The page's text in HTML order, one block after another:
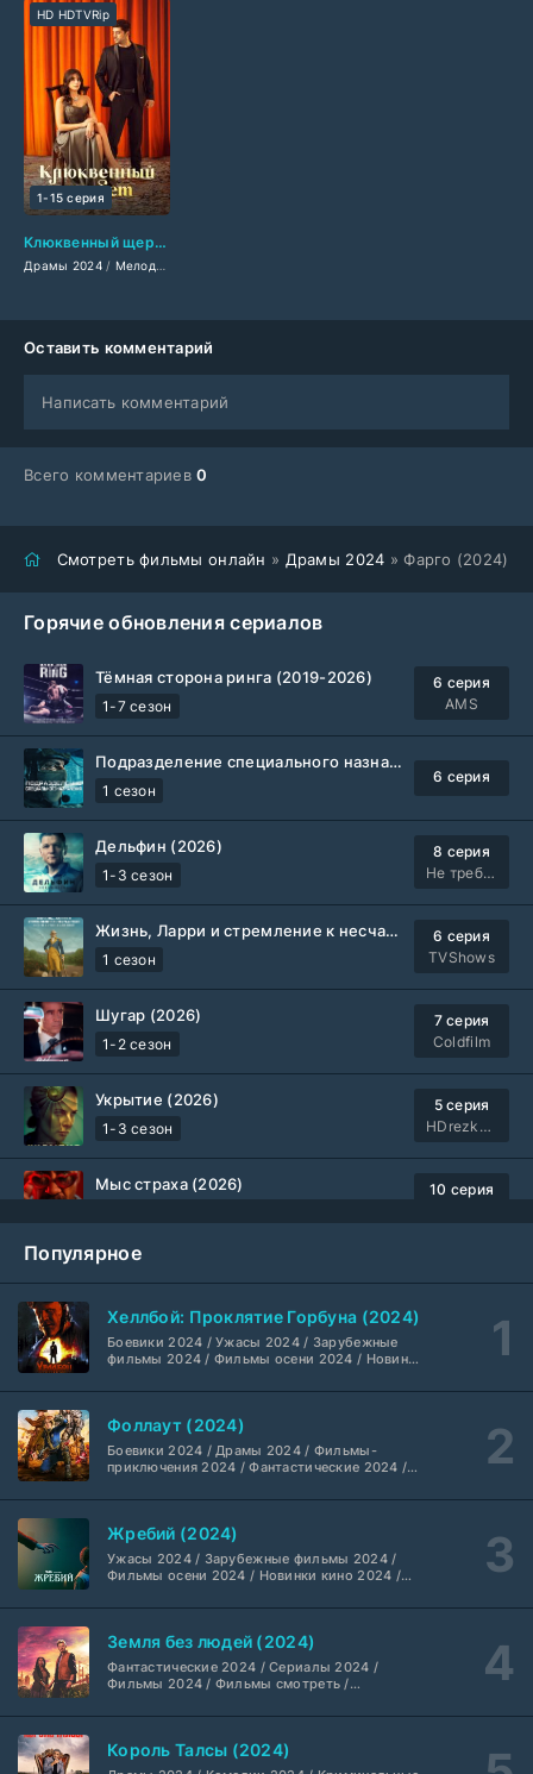
Клюквенный щербет (2024)
Драмы 2024/ Мелодрамы 2024
HD HDTVRip
1-15 серия
Оставить комментарий
Написать комментарий
Всего комментариев0
Смотреть фильмы онлайн » Драмы 2024 » Фарго (2024)
Горячие обновления сериалов
Тёмная сторона ринга (2019-2026)
1-7 сезон
6 серия
AMS
Подразделение специального назначения (2026)
1 сезон
6 серия
Дельфин (2026)
1-3 сезон
8 серия
Не требуется
Жизнь, Ларри и стремление к несчастью: Почти история Америки (2026)
1 сезон
6 серия
TVShows
Шугар (2026)
1-2 сезон
7 серия
Coldfilm
Укрытие (2026)
1-3 сезон
5 серия
HDrezka Studio
Мыс страха (2026)
10 серия
Вторая мировая война с Томом Хэнксом (2026)
Анна медиум (2021-2026)
1-5 сезон
2 серия
Не требуется
Преступление с низким IQ (2026)
1 сезон
DubLik.TV
Страна боев (2026)
1 сезон
1 серия
Рыцарь Семи Королевств (2026)
1 сезон
Syncmer
Популярное
Хеллбой: Проклятие Горбуна (2024)
Боевики 2024 / Ужасы 2024 / Зарубежные
фильмы 2024 / Фильмы осени 2024 / Новинки
2024 / Американские фильмы / Фильмы
высоким рейтингом / Интересные фильмы /
Крутые фильмы / Популярные фильмы
Фоллаут (2024)
Боевики 2024 / Драмы 2024 / Фильмы-
приключения 2024 / Фантастические 2024 /
смотреть / Сериалы в 4K UHD / Американские
Жребий (2024)
Ужасы 2024 / Зарубежные фильмы 2024 /
Фильмы осени 2024 / Новинки кино 2024 /
Американские фильмы / Фильмы смотреть /
фильмы / Крутые фильмы / Популярные
фильмы
Земля без людей (2024)
Фантастические 2024 / Сериалы 2024 /
Фильмы 2024 / Фильмы смотреть /
Король Талсы (2024)